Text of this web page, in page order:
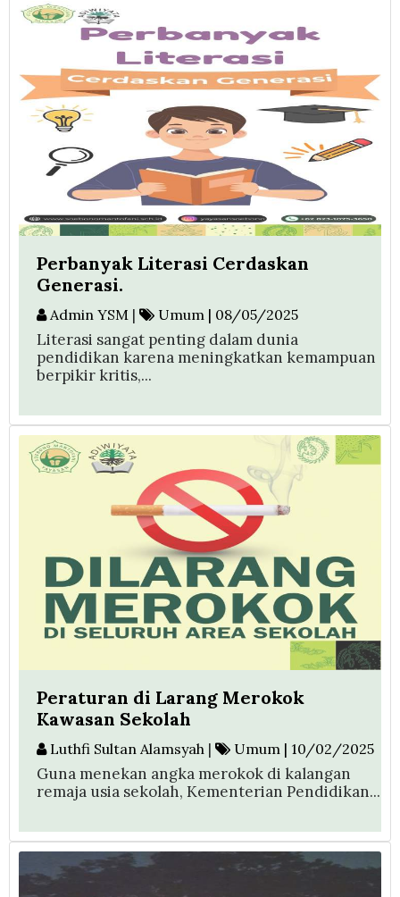
Perbanyak Literasi Cerdaskan
Generasi.
Admin YSM | Umum | 08/05/2025
Literasi sangat penting dalam dunia
pendidikan karena meningkatkan kemampuan
berpikir kritis,...
Peraturan di Larang Merokok
Kawasan Sekolah
Luthfi Sultan Alamsyah | Umum | 10/02/2025
Guna menekan angka merokok di kalangan
remaja usia sekolah, Kementerian Pendidikan...